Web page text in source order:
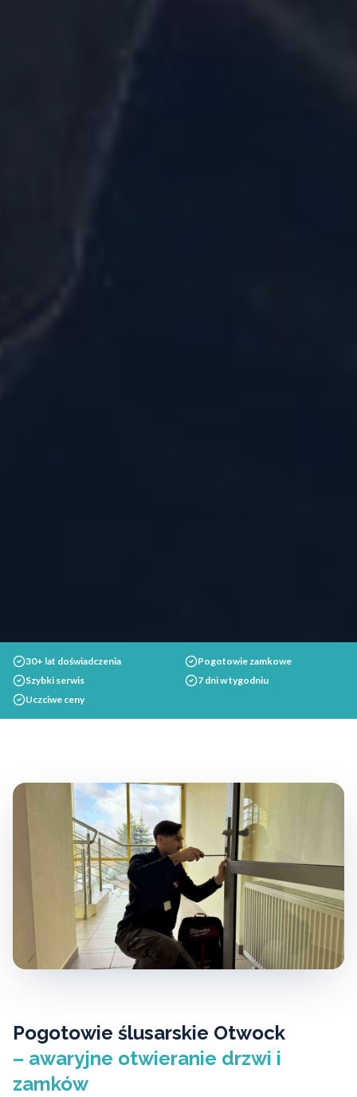
30+ lat doświadczenia
Pogotowie zamkowe
Szybki serwis
7 dni w tygodniu
Uczciwe ceny
Pogotowie ślusarskie Otwock
– awaryjne otwieranie drzwi i
zamków